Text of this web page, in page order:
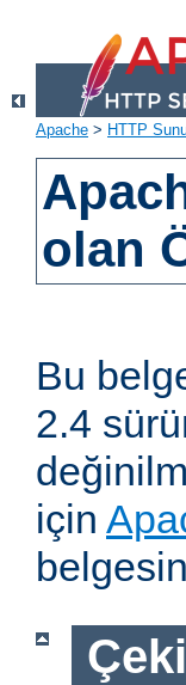
Apache > HTTP
olan
Bu
2.4
için